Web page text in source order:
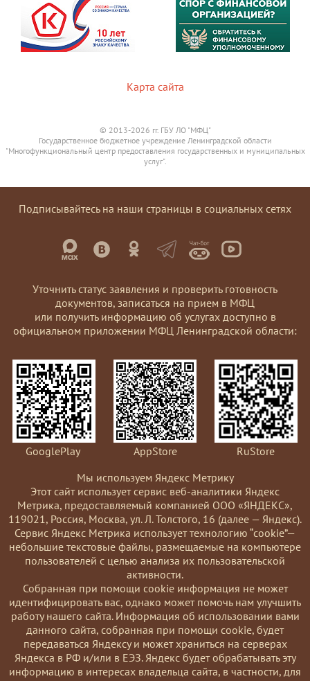
Карта сайта
© 2013-2026 гг. ГБУ ЛО "МФЦ"
Государственное бюджетное учреждение Ленинградской области
"Многофункциональный центр предоставления государственных и муниципальных
услуг".
Подписывайтесь на наши страницы в социальных сетях
Уточнить статус заявления и проверить готовность
документов, записаться на прием в МФЦ
или получить информацию об услугах доступно в
официальном приложении МФЦ Ленинградской области:
GooglePlay AppStore
RuStore
Мы используем Яндекс Метрику
Этот сайт использует сервис веб-аналитики Яндекс
Метрика, предоставляемый компанией ООО «ЯНДЕКС»,
119021, Россия, Москва, ул. Л. Толстого, 16 (далее — Яндекс).
Сервис Яндекс Метрика использует технологию “cookie”—
небольшие текстовые файлы, размещаемые на компьютере
пользователей с целью анализа их пользовательской
активности.
Coбранная при помощи cookie информация не может
идентифицировать вас, однако может помочь нам улучшить
работу нашего сайта. Информация об использовании вами
данного сайта, собранная при помощи cookie, будет
передаваться Яндексу и может храниться на серверах
Яндекса в РФ и/или в ЕЭЗ. Яндекс будет обрабатывать эту
информацию в интересах владельца сайта, в частности, для